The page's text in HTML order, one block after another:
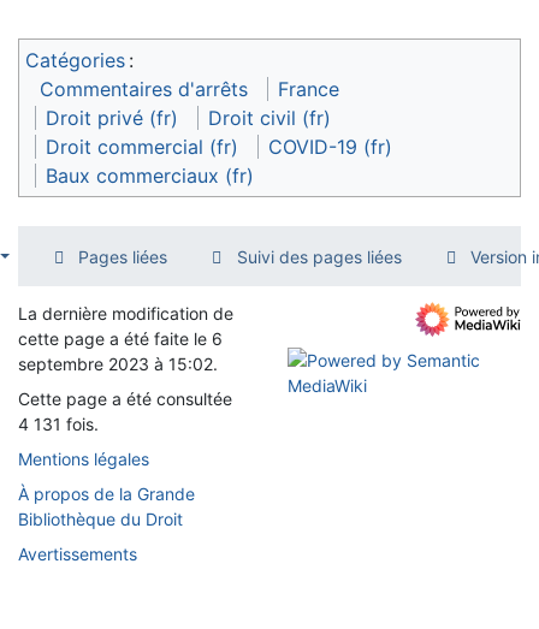
Catégories :
Commentaires d'arrêts
France
Droit privé (fr)
Droit civil (fr)
Droit commercial (fr)
COVID-19 (fr)
Baux commerciaux (fr)
Pages liées Suivi des pages liées Version
La dernière modification de
cette page a été faite le 6
septembre 2023 à 15:02.
Cette page a été consultée
4 131 fois.
Mentions légales
À propos de la Grande
Bibliothèque du Droit
Avertissements